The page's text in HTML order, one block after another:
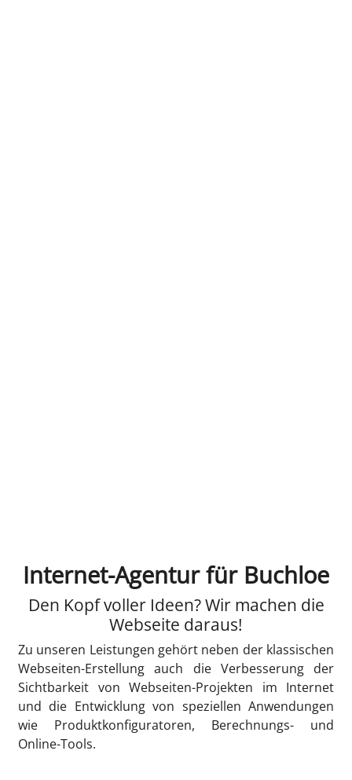
Internet-Agentur für Buchloe
Den Kopf voller Ideen? Wir machen die
Webseite daraus!
Zu unseren Leistungen gehört neben der klassischen
Webseiten-Erstellung auch die Verbesserung der
Sichtbarkeit von Webseiten-Projekten im Internet
und die Entwicklung von speziellen Anwendungen
wie Produktkonfiguratoren, Berechnungs- und
Online-Tools.